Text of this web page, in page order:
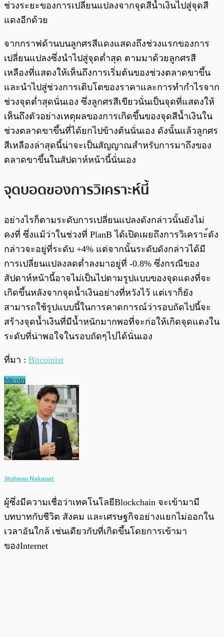
ช่วงระยะของการเปลี่ยนแปลงจากจุดสีน้ำเงินไปสู่จุดสี
แดงอีกด้วย
จากกราฟด้านบนลูกศรสีแดงแสดงถึงช่วงแรกของการ
เปลี่ยนแปลงซึ่งนำไปสู่จุดต่ำสุด ตามมาด้วยลูกศรสี
เหลืองที่แสดงให้เห็นถึงการเริ่มต้นของช่วงตลาดขาขึ้น
และนำไปสู่ช่วงการเติบโตของราคาและการทำกำไรจาก
ช่วงจุดต่ำสุดนั่นเอง ซึ่งลูกศรสีเขียวนั่นเป็นจุดที่แสดงให้
เห็นถึงตัวอย่างเหตุผลของการเกิดขึ้นของจุดสีน้ำเงินใน
ช่วงตลาดขาขึ้นที่ได้ยกไปข้างต้นนั่นเอง ดังนั้นแล้วลูกศร
สีเหลืองล่าสุดนี้น่าจะเป็นสัญญาณสำหรับการมาถึงของ
ตลาดขาขึ้นในสัปดาห์หน้านี้นั่นเอง
จุดบอดของการวิเคราะห์นี้
อย่างไรก็ตามระดับการเปลี่ยนแปลงดังกล่าวนั้นยังไม่
คงที่ ซึ่งแม้ว่าในช่วงที่ PlanB ได้เปิดเผยถึงการวิเคราะ์ดัง
กล่าวจะอยู่ที่ระดับ +4% แต่จากนั้นระดับดังกล่าวได้มี
การเปลี่ยนแปลงลดต่ำลงมาอยู่ที่ -0.8% ซึ่งกรณีของ
สัปดาห์หน้านี้อาจไม่เป็นไปตามรูปแบบของจุดแดงที่จะ
เกิดขึ้นหลังจากจุดน้ำเงินอย่างที่หวังไว้ แต่เราก็ยัง
สามารถใช้รูปแบบนี้ในการคาดการณ์ว่ารอบถัดไปนี้จะ
สร้างจุดน้ำเงินที่มีน้ำหนักมากพอที่จะก่อให้เกิดจุดแดงใน
ระดับที่น่าพอใจในรอบถัดๆไปได้นั่นเอง
ที่มา : Bitcoinist
bitcoin
Jitphanu Nakapat
ผู้ซึ่งมีความเชื่อว่าเทคโนโลยีBlockchain จะเข้ามามี
บทบาทกับชีวิต สังคม และเศรษฐกิจอย่างแยกไม่ออกใน
เวลาอันใกล้ เช่นเดียวกับที่เกิดขึ้นโดยการเข้ามา
ของInternet